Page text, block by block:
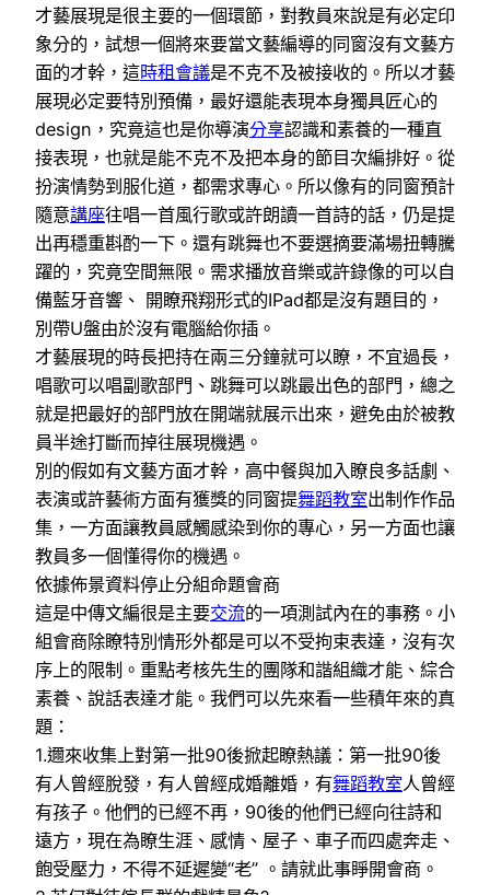
才藝展現是很主要的一個環節，對教員來說是有必定印
象分的，試想一個將來要當文藝編導的同窗沒有文藝方
面的才幹，這時租會議是不克不及被接收的。所以才藝
展現必定要特別預備，最好還能表現本身獨具匠心的
design，究竟這也是你導演分享認識和素養的一種直
接表現，也就是能不克不及把本身的節目次編排好。從
扮演情勢到服化道，都需求專心。所以像有的同窗預計
隨意講座往唱一首風行歌或許朗讀一首詩的話，仍是提
出再穩重斟酌一下。還有跳舞也不要選摘要滿場扭轉騰
躍的，究竟空間無限。需求播放音樂或許錄像的可以自
備藍牙音響、 開瞭飛翔形式的IPad都是沒有題目的，
別帶U盤由於沒有電腦給你插。
才藝展現的時長把持在兩三分鐘就可以瞭，不宜過長，
唱歌可以唱副歌部門、跳舞可以跳最出色的部門，總之
就是把最好的部門放在開端就展示出來，避免由於被教
員半途打斷而掉往展現機遇。
別的假如有文藝方面才幹，高中餐與加入瞭良多話劇、
表演或許藝術方面有獲獎的同窗提舞蹈教室出制作作品
集，一方面讓教員感觸感染到你的專心，另一方面也讓
教員多一個懂得你的機遇。
依據佈景資料停止分組命題會商
這是中傳文編很是主要交流的一項測試內在的事務。小
組會商除瞭特別情形外都是可以不受拘束表達，沒有次
序上的限制。重點考核先生的團隊和諧組織才能、綜合
素養、說話表達才能。我們可以先來看一些積年來的真
題：
1.邇來收集上對第一批90後掀起瞭熱議：第一批90後
有人曾經脫發，有人曾經成婚離婚，有舞蹈教室人曾經
有孩子。他們的已經不再，90後的他們已經向往詩和
遠方，現在為瞭生涯、感情、屋子、車子而四處奔走、
飽受壓力，不得不延遲變“老” 。請就此事睜開會商。